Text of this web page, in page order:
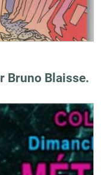
Bruno Blaisse.